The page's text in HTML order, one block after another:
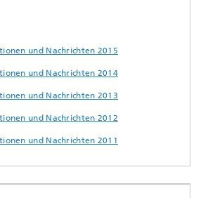
und Nachrichten 2015
und Nachrichten 2014
und Nachrichten 2013
und Nachrichten 2012
und Nachrichten 2011